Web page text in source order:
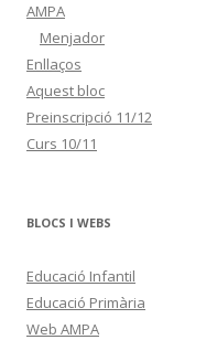
AMPA
Menjador
Enllaços
Aquest bloc
Preinscripció 11/12
Curs 10/11
BLOCS I WEBS
Educació Infantil
Educació Primària
Web AMPA